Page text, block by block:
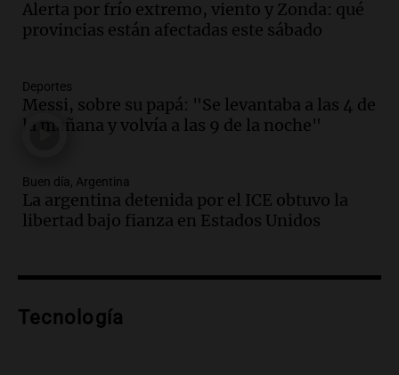
Audio. Borges, abogada de Pourrain:
"Tres hombres se lo llevaron para
Episodios
Audio.Voluntarios limpiaron 9.000
Una mañana para todos
Episodios
Audio.La historia de la servilleta que
contrato de Leo con Barcelona
Episodios
Alerta por frío extremo, viento y Zonda: qué
provincias están afectadas este sábado
Deportes
Messi, sobre su papá: "Se levantaba a las 4 de
la mañana y volvía a las 9 de la noche"
Buen día, Argentina
La argentina detenida por el ICE obtuvo la
libertad bajo fianza en Estados Unidos
Tecnología